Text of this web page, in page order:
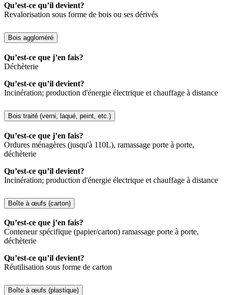
Qu’est-ce qu’il devient?
Revalorisation sous forme de bois ou ses dérivés
Bois aggloméré
Qu’est-ce que j’en fais?
Déchèterie
Qu’est-ce qu’il devient?
Incinération; production d'énergie électrique et chauffage à distance
Bois traité (verni, laqué, peint, etc.)
Qu’est-ce que j’en fais?
Ordures ménagères (jusqu'à 110L), ramassage porte à porte,
déchèterie
Qu’est-ce qu’il devient?
Incinération; production d'énergie électrique et chauffage à distance
Boîte à œufs (carton)
Qu’est-ce que j’en fais?
Conteneur spécifique (papier/carton) ramassage porte à porte,
déchèterie
Qu’est-ce qu’il devient?
Réutilisation sous forme de carton
Boîte à œufs (plastique)